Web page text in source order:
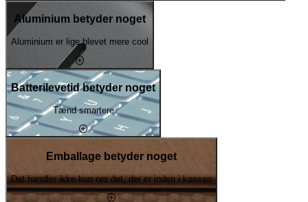
Aluminium betyder noget
Aluminium er lige blevet mere cool
Batterilevetid betyder noget
Tænd smartere
Emballage betyder noget
Det handler ikke kun om det, der er inden i kassen